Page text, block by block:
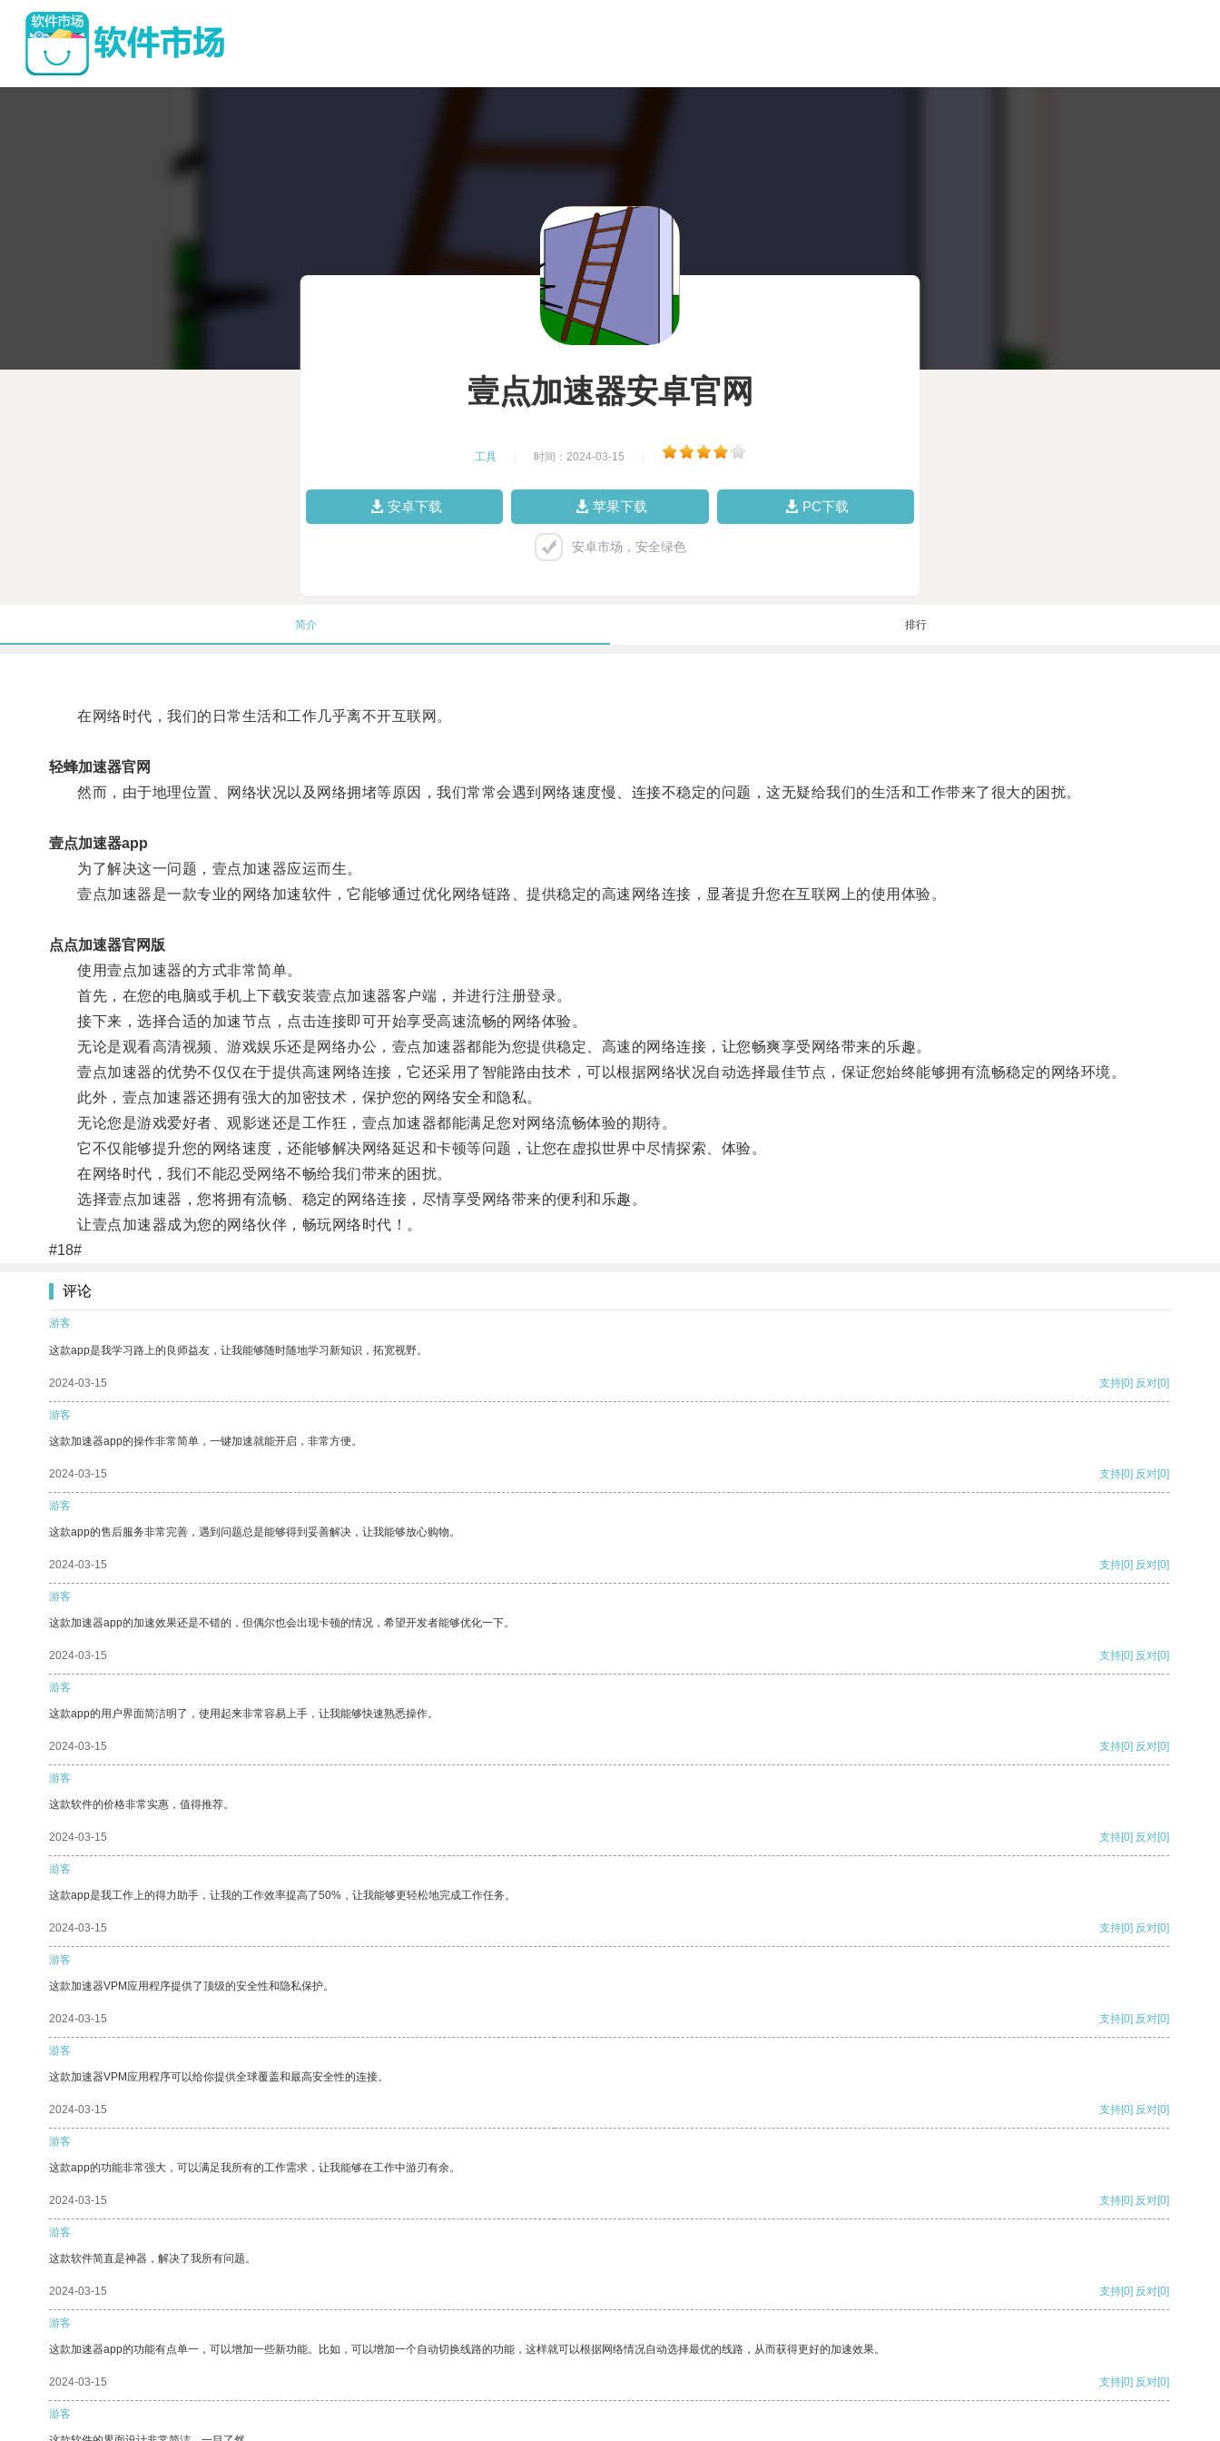
壹点加速器安卓官网
工具 时间：2024-03-15
安卓下载 苹果下载 PC下载
安卓市场，安全绿色
简介 排行
在网络时代，我们的日常生活和工作几乎离不开互联网。
轻蜂加速器官网
然而，由于地理位置、网络状况以及网络拥堵等原因，我们常常会遇到网络速度慢、连接不稳定的问题，这无疑给我们的生活和工作带来了很大的困扰。
壹点加速器app
为了解决这一问题，壹点加速器应运而生。
壹点加速器是一款专业的网络加速软件，它能够通过优化网络链路、提供稳定的高速网络连接，显著提升您在互联网上的使用体验。
点点加速器官网版
使用壹点加速器的方式非常简单。
首先，在您的电脑或手机上下载安装壹点加速器客户端，并进行注册登录。
接下来，选择合适的加速节点，点击连接即可开始享受高速流畅的网络体验。
无论是观看高清视频、游戏娱乐还是网络办公，壹点加速器都能为您提供稳定、高速的网络连接，让您畅爽享受网络带来的乐趣。
壹点加速器的优势不仅仅在于提供高速网络连接，它还采用了智能路由技术，可以根据网络状况自动选择最佳节点，保证您始终能够拥有流畅稳定的网络环境。
此外，壹点加速器还拥有强大的加密技术，保护您的网络安全和隐私。
无论您是游戏爱好者、观影迷还是工作狂，壹点加速器都能满足您对网络流畅体验的期待。
它不仅能够提升您的网络速度，还能够解决网络延迟和卡顿等问题，让您在虚拟世界中尽情探索、体验。
在网络时代，我们不能忍受网络不畅给我们带来的困扰。
选择壹点加速器，您将拥有流畅、稳定的网络连接，尽情享受网络带来的便利和乐趣。
让壹点加速器成为您的网络伙伴，畅玩网络时代！。
#18#
评论
游客
这款app是我学习路上的良师益友，让我能够随时随地学习新知识，拓宽视野。
2024-03-15 支持[0] 反对[0]
游客
这款加速器app的操作非常简单，一键加速就能开启，非常方便。
2024-03-15 支持[0] 反对[0]
游客
这款app的售后服务非常完善，遇到问题总是能够得到妥善解决，让我能够放心购物。
2024-03-15 支持[0] 反对[0]
游客
这款加速器app的加速效果还是不错的，但偶尔也会出现卡顿的情况，希望开发者能够优化一下。
2024-03-15 支持[0] 反对[0]
游客
这款app的用户界面简洁明了，使用起来非常容易上手，让我能够快速熟悉操作。
2024-03-15 支持[0] 反对[0]
游客
这款软件的价格非常实惠，值得推荐。
2024-03-15 支持[0] 反对[0]
游客
这款app是我工作上的得力助手，让我的工作效率提高了50%，让我能够更轻松地完成工作任务。
2024-03-15 支持[0] 反对[0]
游客
这款加速器VPM应用程序提供了顶级的安全性和隐私保护。
2024-03-15 支持[0] 反对[0]
游客
这款加速器VPM应用程序可以给你提供全球覆盖和最高安全性的连接。
2024-03-15 支持[0] 反对[0]
游客
这款app的功能非常强大，可以满足我所有的工作需求，让我能够在工作中游刃有余。
2024-03-15 支持[0] 反对[0]
游客
这款软件简直是神器，解决了我所有问题。
2024-03-15 支持[0] 反对[0]
游客
这款加速器app的功能有点单一，可以增加一些新功能。比如，可以增加一个自动切换线路的功能，这样就可以根据网络情况自动选择最优的线路，从而获得更好的加速效果。
2024-03-15 支持[0] 反对[0]
游客